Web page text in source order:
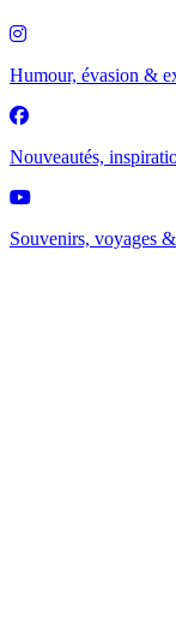
Humour, évasion &
Nouveautés,
Souvenirs, voyages